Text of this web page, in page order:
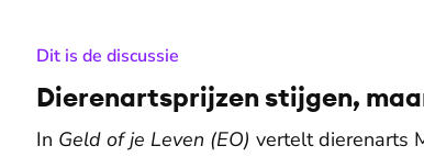
Dit is de discussie
Dierenartsprijzen stijgen,
In Geld of je Leven (EO) vertelt dierenarts